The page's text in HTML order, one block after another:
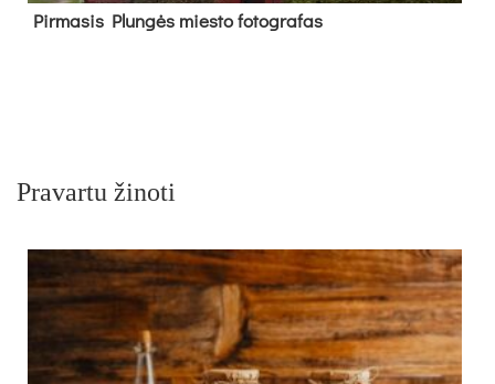
Pir­ma­sis Plun­gės mies­to fo­tog­ra­fas
Pravartu žinoti